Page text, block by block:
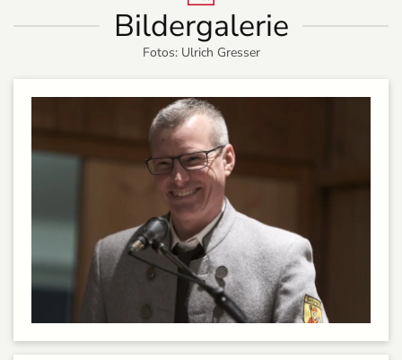
Bildergalerie
Fotos: Ulrich Gresser